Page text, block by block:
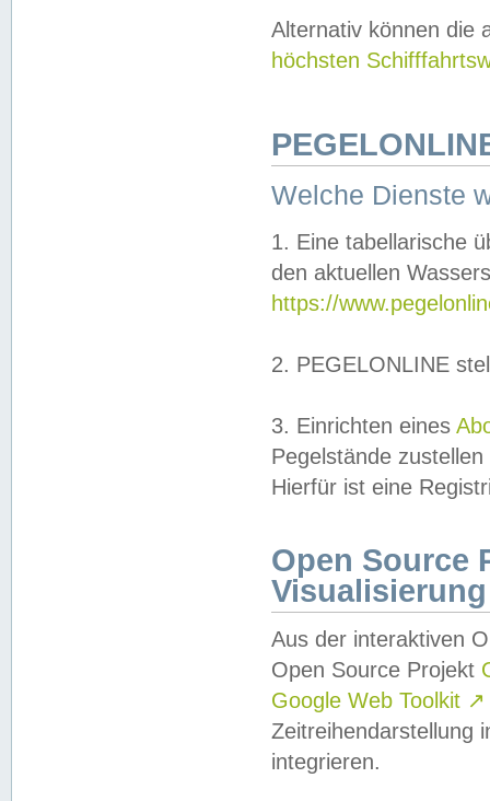
Alternativ können die
höchsten
Welche Dienste
1. Eine tabellarische
den aktuellen
https://
2. PEGELONLINE
3. Einrichten eines
Pegelstände
Hierfür ist eine
Open Source
Visualisierung
Aus der interaktiven
Open Source Projekt
Google Web Toolkit ↗
Zeitreihendarstellung
integrieren.